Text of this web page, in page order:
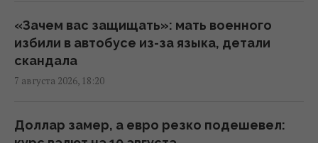
Дроны уже полдня атакуют Крым: ГУР
провел "морской парад" в Ялте
"Будет волна банкротства": разгром
«Зачем вас защищать»: мать военного
избили в автобусе из-за языка, детали
скандала
7 августа 2026, 18:20
Доллар замер, а евро резко подешевел: